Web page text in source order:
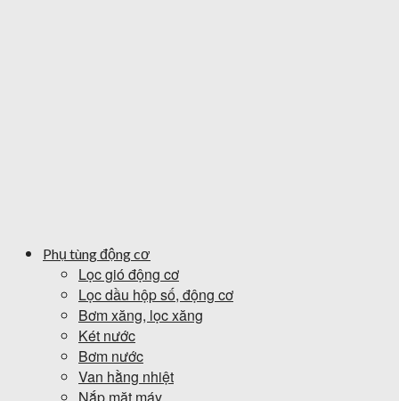
Phụ tùng động cơ
Lọc gió động cơ
Lọc dầu hộp số, động cơ
Bơm xăng, lọc xăng
Két nước
Bơm nước
Van hằng nhiệt
Nắp mặt máy